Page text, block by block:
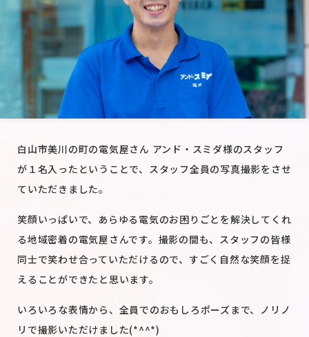
白山市美川の町の電気屋さん アンド・スミダ様のスタッフ
が１名入ったということで、スタッフ全員の写真撮影をさせ
ていただきました。
笑顔いっぱいで、あらゆる電気のお困りごとを解決してくれ
る地域密着の電気屋さんです。 撮影の間も、スタッフの皆様
同士で笑わせ合っていただけるので、すごく自然な笑顔を捉
えることができたと思います。
いろいろな表情から、全員でのおもしろポーズまで、ノリノ
リで撮影いただけました(*^^*)